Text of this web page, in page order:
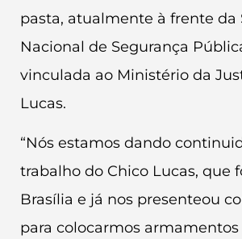
pasta, atualmente à frente da
Nacional de Segurança
vinculada ao Ministério da
Lucas.
“Nós estamos dando
trabalho do Chico Lucas, que
Brasília e já nos presenteou
para colocarmos